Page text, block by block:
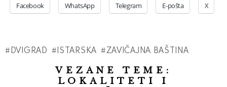
Facebook WhatsApp Telegram E-pošta X
DVIGRAD ISTARSKA ZAVIČAJNA BAŠTINA
VEZANE TEME:
LOKALITETI I